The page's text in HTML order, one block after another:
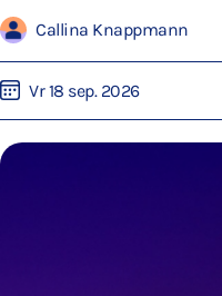
Callina Knappmann
Vr 18 sep. 2026